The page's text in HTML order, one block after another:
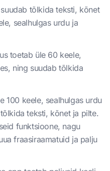
tõlkida teksti, kõnet
sealhulgas urdu ja
toetab üle 60 keele,
ning suudab tõlkida
100 keele, sealhulgas urdu
teksti, kõnet ja pilte.
funktsioone, nagu
fraasiraamatuid ja palju